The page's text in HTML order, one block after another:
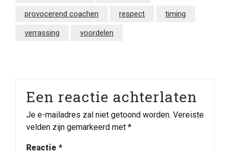
provocerend coachen respect timing
verrassing voordelen
Een reactie achterlaten
Je e-mailadres zal niet getoond worden. Vereiste
velden zijn gemarkeerd met *
Reactie *